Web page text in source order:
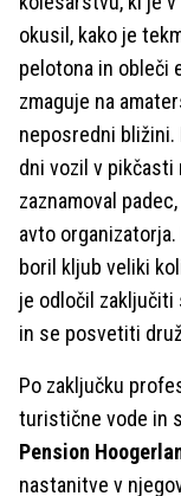
okusil, kako je
pelotona in obleči
zmaguje na
neposredni bližini.
dni vozil v
zaznamoval
avto
boril kljub veliki
je odločil
in se posvetiti
Po zaključku
turistične vode in
Pension
nastanitve v